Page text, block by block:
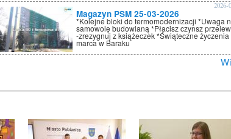
Magazyn PSM 25-03-2026
2026-
*Kolejne bloki do termomodernizacji *Uwaga
samowolę budowlaną *Płacisz czynsz
-zrezygnuj z książeczek *Świąteczne życzenia
marca w Baraku